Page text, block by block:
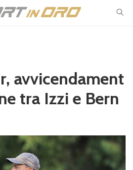
avvicendament
tra Izzi e Bern